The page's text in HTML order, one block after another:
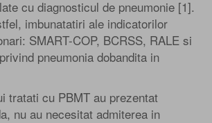
cu diagnosticul de pneumonie [1].
imbunatatiri ale indicatorilor
SMART-COP, BCRSS, RALE si
pneumonia dobandita in
tratati cu PBMT au prezentat
nu au necesitat admiterea in